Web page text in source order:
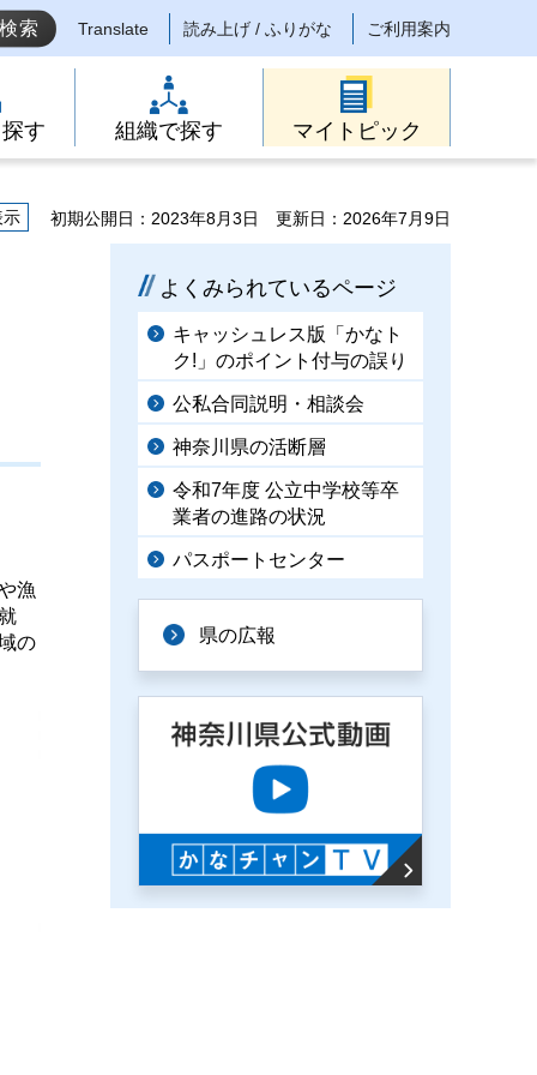
Translate 読み上げ / ふりがな ご利用案内
す 組織で探す マイトピック
示 初期公開日：2023年8月3日 更新日：2026年7月9日
漁
の
よくみられているページ
キャッシュレス版「かなト
ク!」のポイント付与の誤り
公私合同説明・相談会
神奈川県の活断層
令和7年度 公立中学校等卒
業者の進路の状況
パスポートセンター
県の広報